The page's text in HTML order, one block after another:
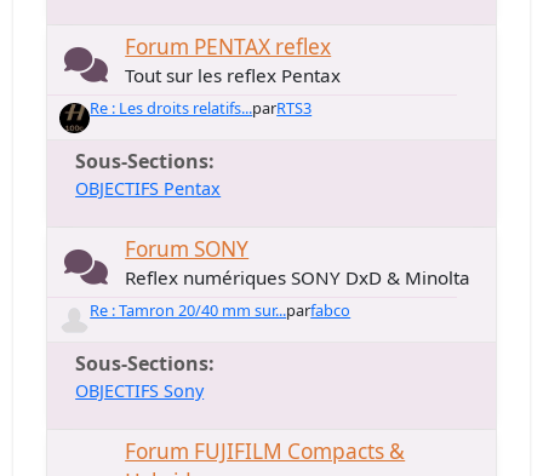
Forum PENTAX reflex
Tout sur les reflex Pentax
Re : Les droits relatifs...parRTS3
Sous-Sections
OBJECTIFS Pentax
Forum SONY
Reflex numériques SONY DxD & Minolta
Re : Tamron 20/40 mm sur...parfabco
Sous-Sections
OBJECTIFS Sony
Forum FUJIFILM Compacts &